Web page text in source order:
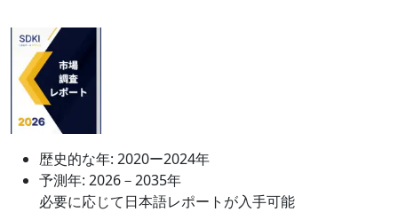
歴史的な年: 2020ー2024年
予測年: 2026－2035年
必要に応じて日本語レポートが入手可能